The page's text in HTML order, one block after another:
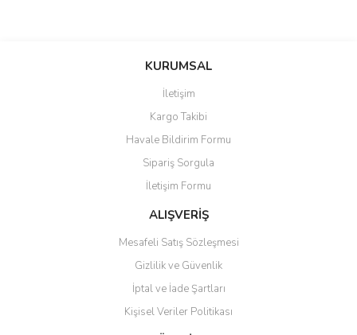
KURUMSAL
İletişim
Kargo Takibi
Havale Bildirim Formu
Sipariş Sorgula
İletişim Formu
ALIŞVERİŞ
Mesafeli Satış Sözleşmesi
Gizlilik ve Güvenlik
İptal ve İade Şartları
Kişisel Veriler Politikası